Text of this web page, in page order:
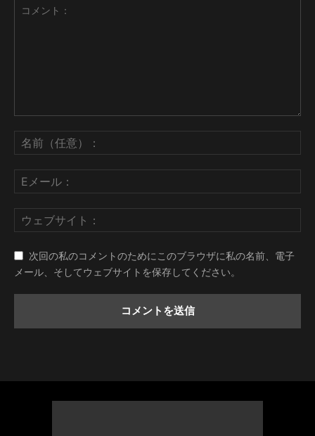
次回の私のコメントのためにこのブラウザに私の名前、電子
メール、そしてウェブサイトを保存してください。